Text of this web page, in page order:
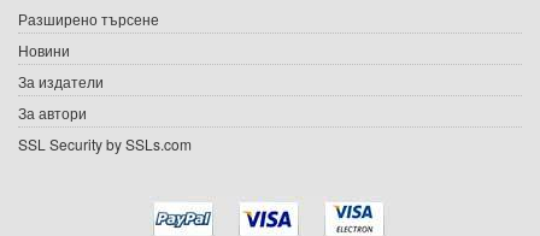
Подаръци
Ваучери
Разширено търсене
Новини
За издатели
За автори
SSL Security by SSLs.com